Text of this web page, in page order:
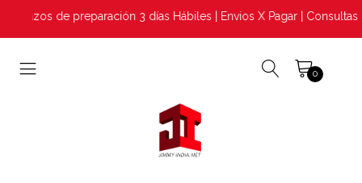
de preparación 3 días Hábiles | Envios X Pagar | Consultas
0